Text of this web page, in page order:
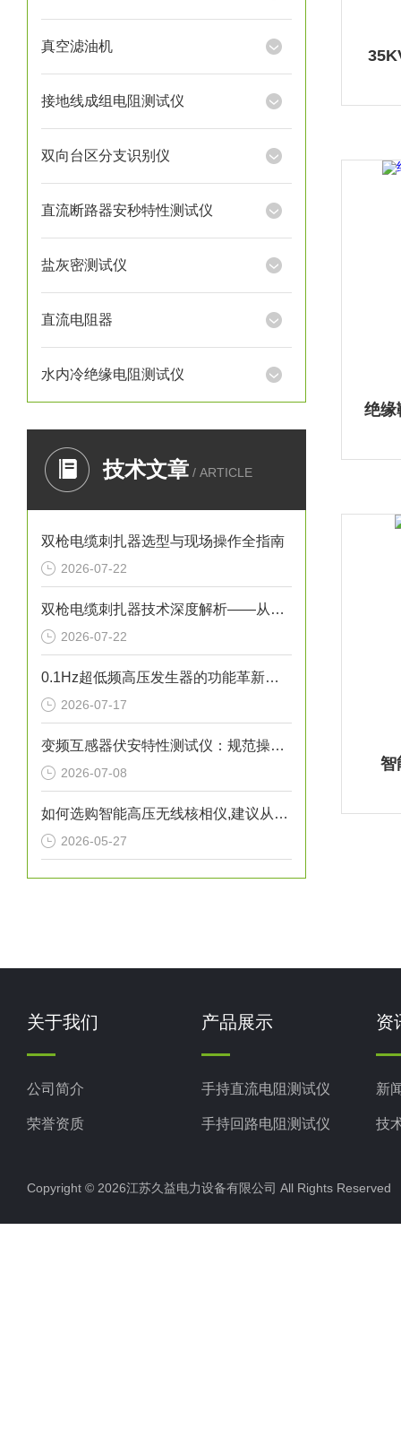
真空滤油机
接地线成组电阻测试仪
双向台区分支识别仪
直流断路器安秒特性测试仪
盐灰密测试仪
直流电阻器
水内冷绝缘电阻测试仪
技术文章 / ARTICLE
双枪电缆刺扎器选型与现场操作全指南
2026-07-22
双枪电缆刺扎器技术深度解析——从原理到安全设计
2026-07-22
0.1Hz超低频高压发生器的功能革新与工程价值
2026-07-17
变频互感器伏安特性测试仪：规范操作全流程指南
2026-07-08
如何选购智能高压无线核相仪,建议从这几个维度综合考量
2026-05-27
绝缘
智
关于我们
公司简介
荣誉资质
产品展示
手持直流电阻测试仪
手持回路电阻测试仪
手持局部放电检测仪
变频串联谐振
资
新
技
Copyright © 2026江苏久益电力设备有限公司 All Rights